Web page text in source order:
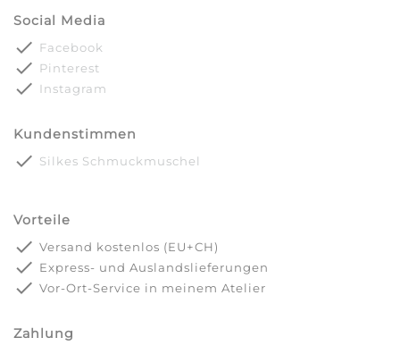
Social Media
done Facebook
done Pinterest
done Instagram
Kundenstimmen
done Silkes Schmuckmuschel
Vorteile
done Versand kostenlos (EU+CH)
done Express- und Auslandslieferungen
done Vor-Ort-Service in meinem Atelier
Zahlung